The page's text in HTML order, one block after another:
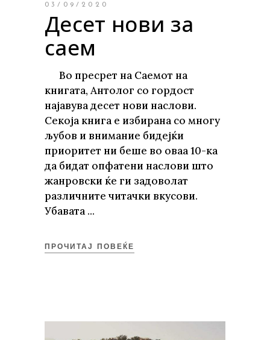
03/09/2020
Десет нови за
саем
Во пресрет на Саемот на
книгата, Антолог со гордост
најавува десет нови наслови.
Секоја книга е избирана со многу
љубов и внимание бидејќи
приоритет ни беше во оваа 10-ка
да бидат опфатени наслови што
жанровски ќе ги задоволат
различните читачки вкусови.
Убавата
ПРОЧИТАЈ ПОВЕЌЕ